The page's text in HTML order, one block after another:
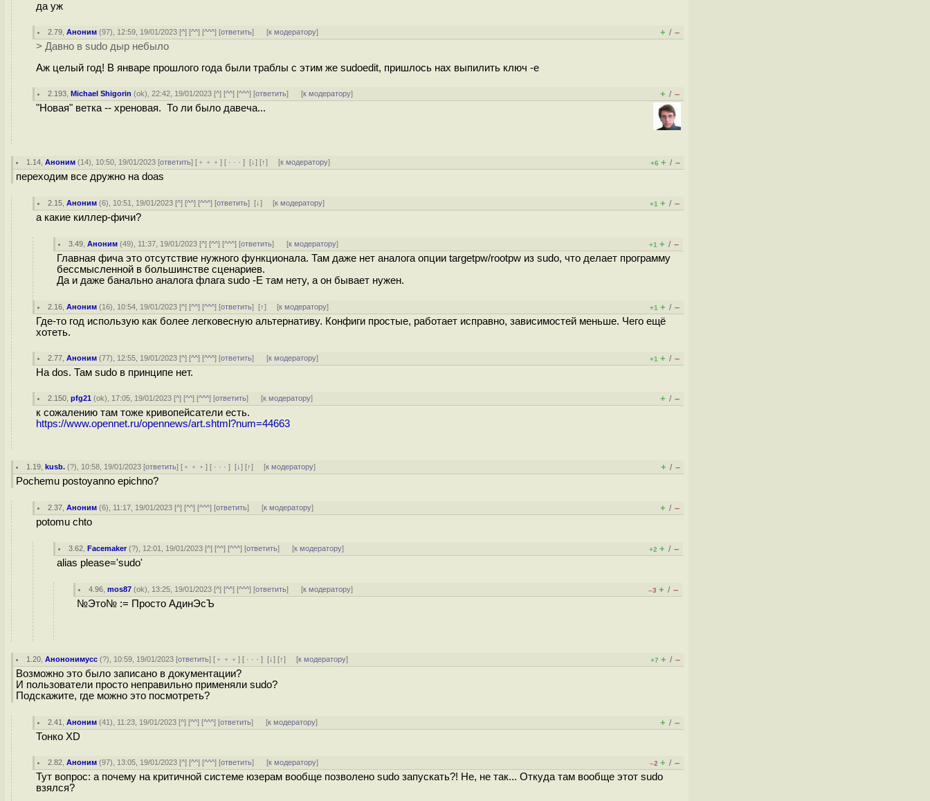
да уж
2.79 ,Аноним (97), 12:59, 19/01/2023 [^] [^^] [^^^] [ответить] [к модератору] + / –
> Давно в sudo дыр небыло
Аж целый год! В январе прошлого года были траблы с этим же sudoedit, пришлось нах выпилить ключ -e
2.193 ,Michael Shigorin (ok), 22:42, 19/01/2023 [^] [^^] [^^^] [ответить] [к модератору] + / –
"Новая" ветка -- хреновая. То ли было давеча...
1.14 ,Аноним (14), 10:50, 19/01/2023 [ответить] [ ﹢﹢﹢] [ · · ·][↓] [↑] [к модератору] +6 + / –
переходим все дружно на doas
2.15 ,Аноним (6), 10:51, 19/01/2023 [^] [^^] [^^^] [ответить][↓] [к модератору] +1 + / –
а какие киллер-фичи?
3.49 ,Аноним (49), 11:37, 19/01/2023 [^] [^^] [^^^] [ответить] [к модератору] +1 + / –
Главная фича это отсутствие нужного функционала. Там даже нет аналога опции targetpw/rootpw из sudo, что делает программу
бессмысленной в большинстве сценариев.
Да и даже банально аналога флага sudo -E там нету, а он бывает нужен.
2.16 ,Аноним (16), 10:54, 19/01/2023 [^] [^^] [^^^] [ответить][↑] [к модератору] +1 + / –
Где-то год использую как более легковесную альтернативу. Конфиги простые, работает исправно, зависимостей меньше. Чего ещё
хотеть.
2.77 ,Аноним (77), 12:55, 19/01/2023 [^] [^^] [^^^] [ответить] [к модератору] +1 + / –
На dos. Там sudo в принципе нет.
2.150 ,pfg21 (ok), 17:05, 19/01/2023 [^] [^^] [^^^] [ответить] [к модератору] + / –
к сожалению там тоже кривопейсатели есть.
https://www.opennet.ru/opennews/art.shtml?num=44663
1.19 ,kusb. (?), 10:58, 19/01/2023 [ответить] [ ﹢﹢﹢] [ · · ·][↓] [↑] [к модератору] + / –
Pochemu postoyanno epichno?
2.37 ,Аноним (6), 11:17, 19/01/2023 [^] [^^] [^^^] [ответить] [к модератору] + / –
potomu chto
3.62 ,Facemaker(?), 12:01, 19/01/2023 [^] [^^] [^^^] [ответить] [к модератору] +2 + / –
alias please='sudo'
4.96 ,mos87 (ok), 13:25, 19/01/2023 [^] [^^] [^^^] [ответить] [к модератору] –3 + / –
№Это№ := Просто АдинЭсЪ
1.20 ,Анононимусс (?), 10:59, 19/01/2023 [ответить] [ ﹢﹢﹢] [ · · ·][↓] [↑] [к модератору] +7 + / –
Возможно это было записано в документации?
И пользователи просто неправильно применяли sudo?
Подскажите, где можно это посмотреть?
2.41 ,Аноним (41), 11:23, 19/01/2023 [^] [^^] [^^^] [ответить] [к модератору] + / –
Тонко XD
2.82 ,Аноним (97), 13:05, 19/01/2023 [^] [^^] [^^^] [ответить] [к модератору] –2 + / –
Тут вопрос: а почему на критичной системе юзерам вообще позволено sudo запускать?! Не, не так... Откуда там вообще этот sudo
взялся?